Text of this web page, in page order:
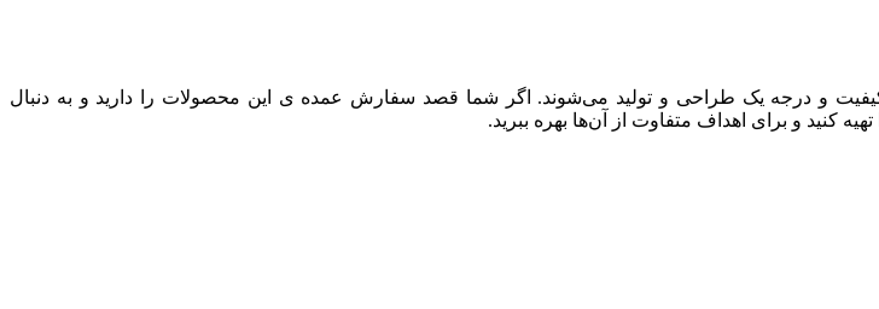
و درجه یک طراحی و تولید می‌شوند. اگر شما قصد سفارش عمده ی این محصولات را دارید و به‌ دنبال
کنید و برای اهداف متفاوت از آن‌ها بهره ببرید.